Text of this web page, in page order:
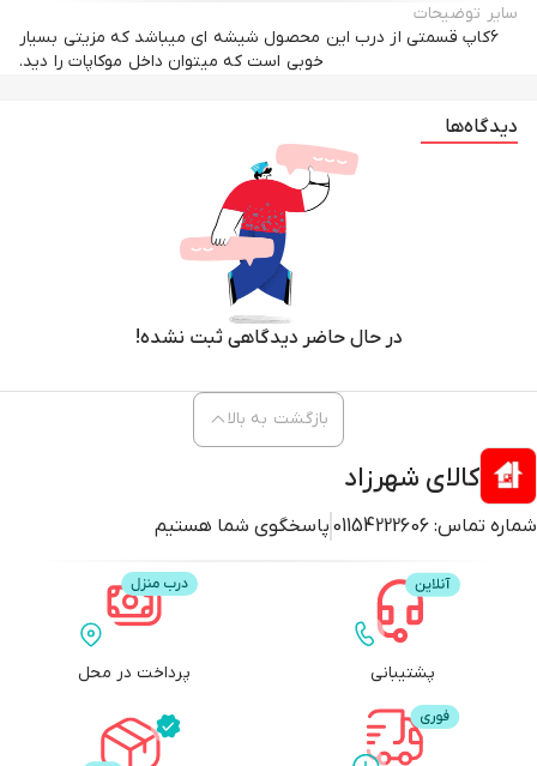
سایر توضیحات
۶کاپ قسمتی از درب این محصول شیشه ای میباشد که مزیتی بسیار
خوبی است که میتوان داخل موکاپات را دید.
دیدگاه‌ها
در حال حاضر دیدگاهی ثبت نشده!
کالای شهرزاد
شماره تماس: 01154222606 پاسخگوی شما هستیم
بازگشت به بالا
پشتیبانی پرداخت در محل